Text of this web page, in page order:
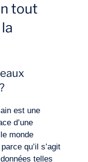
tout
est une
d’une
monde
qu’il s’agit
telles